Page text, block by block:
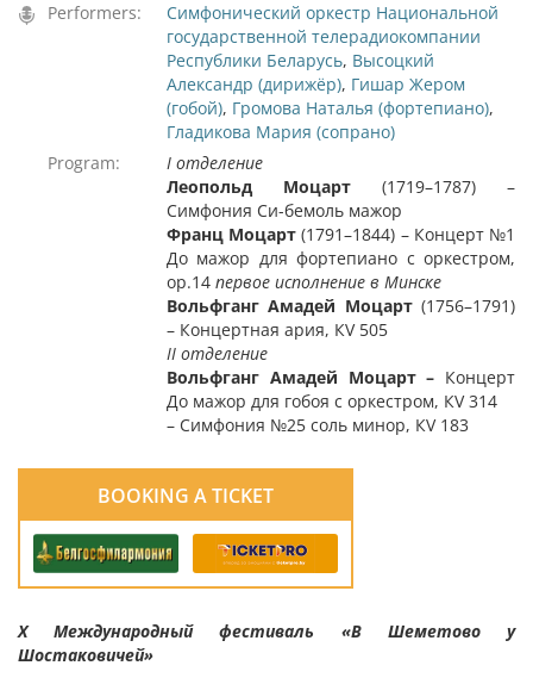
Performers:
Симфонический оркестр Национальной
государственной телерадиокомпании
Республики Беларусь, Высоцкий
Александр (дирижёр), Гишар Жером
(гобой), Громова Наталья (фортепиано),
Гладикова Мария (сопрано)
Program:
І отделение
Леопольд Моцарт (1719–1787) –
Симфония Си-бемоль мажор
Франц Моцарт(1791–1844) – Концерт №1
До мажор для фортепиано с оркестром,
ор.14 первое исполнение в Минске
Вольфганг Амадей Моцарт (1756–1791)
– Концертная ария, КV 505
ІІ отделение
Вольфганг Амадей Моцарт– Концерт
До мажор для гобоя с оркестром, КV 314
– Симфония №25 соль минор, КV 183
BOOKING A TICKET
Х Международный фестиваль «В Шеметово у
Шостаковичей»